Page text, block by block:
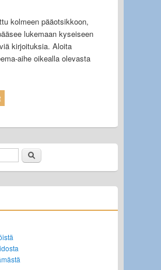
kolmeen pääotsikkoon,
lukemaan kyseiseen
kirjoituksia. Aloita
aihe oikealla olevasta
Etsi